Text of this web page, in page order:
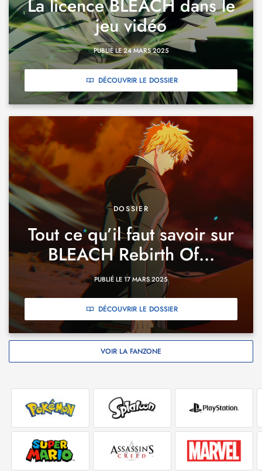
La licence BLEACH dans le
jeu vidéo
PUBLIÉ LE 24 MARS 2025
DÉCOUVRIR LE DOSSIER
DOSSIER
Tout ce qu’il faut savoir sur
BLEACH Rebirth Of...
PUBLIÉ LE 17 MARS 2025
DÉCOUVRIR LE DOSSIER
VOIR LA FANZONE